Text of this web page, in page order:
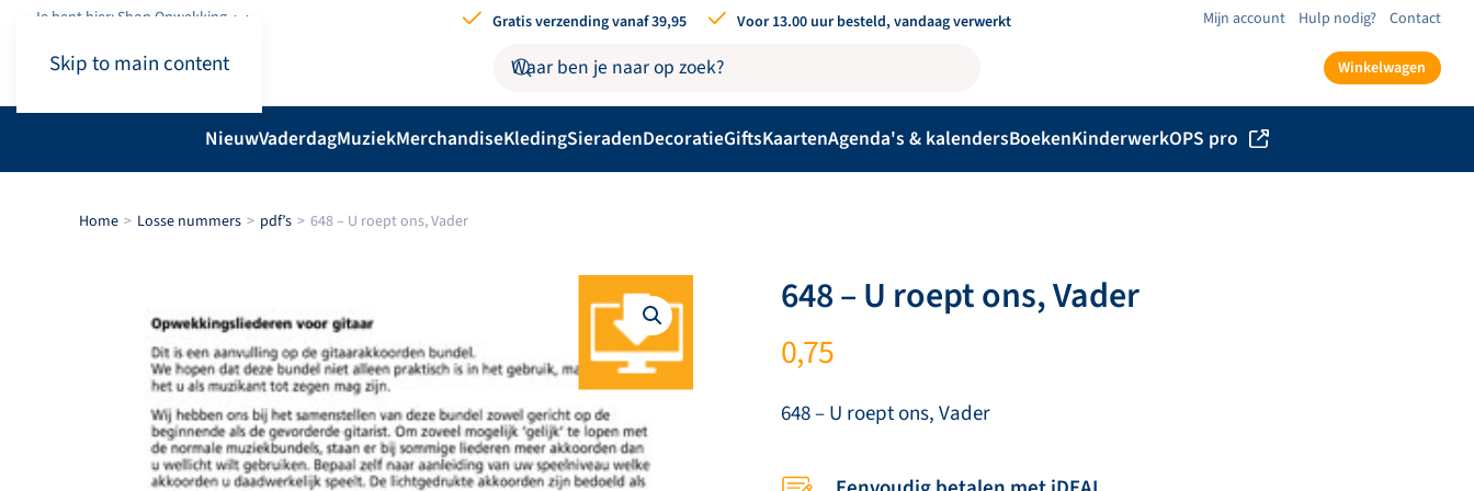
Skip to main content
Je bent hier: Shop.Opwekking Gratis verzending vanaf 39,95 Voor 13.00 uur besteld, vandaag verwerkt Mijn account Hulp nodig? Contact
Winkelwagen
NieuwVaderdagMuziekMerchandiseKledingSieradenDecoratieGiftsKaartenAgenda's & kalendersBoekenKinderwerkOPS pro
Home Losse nummers pdf’s 648 – U roept ons, Vader
648 – U roept ons, Vader
0,75
648 – U roept ons, Vader